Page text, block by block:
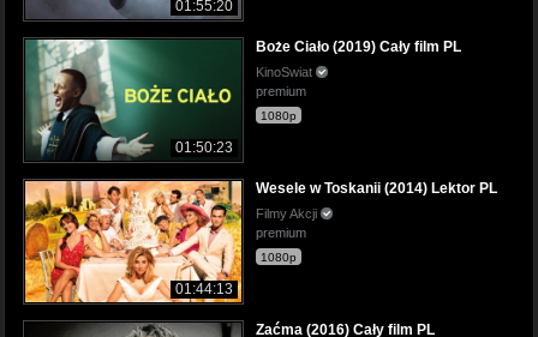
01:55:20
01:50:23
Boże Ciało (2019) Cały film PL
KinoSwiat
premium
1080p
01:44:13
Wesele w Toskanii (2014) Lektor PL
Filmy Akcji
premium
1080p
Zaćma (2016) Cały film PL